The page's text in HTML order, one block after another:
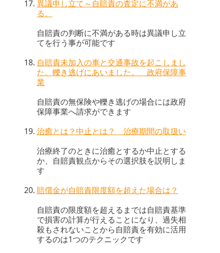
異議申し立て～自賠責の査定に不満があ
る。
自賠責の判断に不満がある時は異議申し立
てを行う事が可能です
自賠責未加入の車と交通事故を起こしまし
た。轢き逃げにあいました。 政府保障事
業
自賠責の無保険や轢き逃げの場合には政府
保障事業へ請求ができます
治癒とは？中止とは？ 治療期間の取扱い
治療終了のときに治癒とするか中止とする
か、自賠責観点からその選択肢を説明しま
す
賠償金が自賠責限度額を超えた場合は？
自賠責の限度額を超えるまでは自賠責基準
で損害の計算が行えることになり、過失相
殺もされないことから自賠責を有効に活用
するのは1つのテクニックです